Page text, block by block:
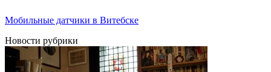
Мобильные датчики в Витебске
Новости рубрики